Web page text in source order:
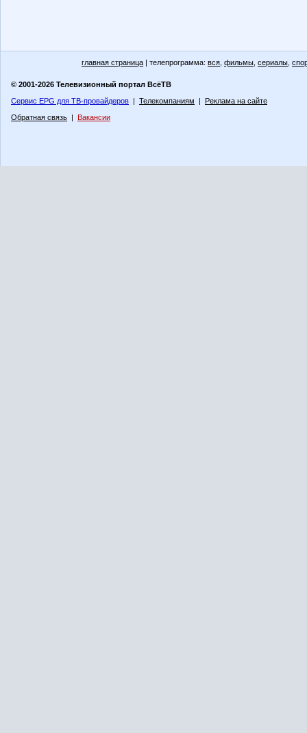
главная страница | телепрограмма: вся фильмы сериалы
© 2001-2026 Телевизионный портал ВсёТВ
Сервис EPG для ТВ-провайдеров | Телекомпаниям | Реклама на сайте
Обратная связь | Вакансии